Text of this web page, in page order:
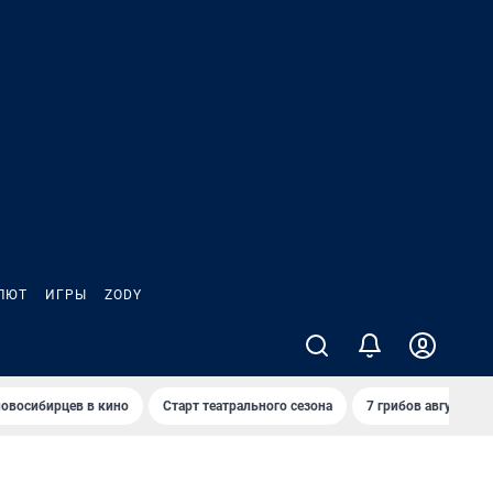
ИГРЫ ZODY
в кино Старт театрального сезона 7 грибов августа